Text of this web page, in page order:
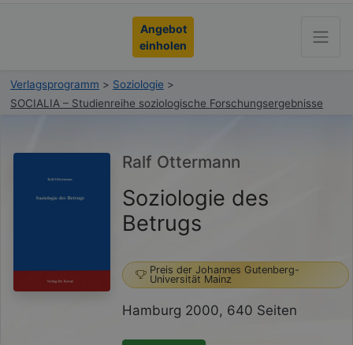
Angebot
einholen
Verlagsprogramm > Soziologie >
SOCIALIA – Studienreihe soziologische Forschungsergebnisse
Ralf Ottermann
Soziologie des
Betrugs
Preis der Johannes Gutenberg-
Universität Mainz
Hamburg 2000, 640 Seiten